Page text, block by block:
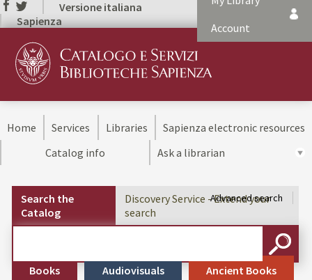
Versione italiana
Sapienza
Account
Home Services Libraries
Sapienza electronic resources
Catalog info
Ask a librarian
Search the
Catalog
Discovery Service - Extend your
search
Books Audiovisuals Ancient Books
Advanced search